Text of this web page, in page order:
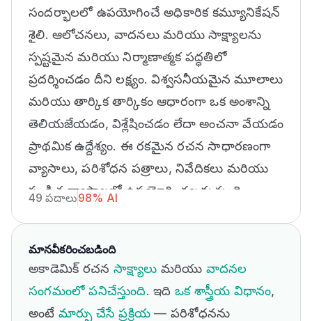
సందర్భాలలో ఉపయోగించే అధికారిక కమ్యూనికేషన్
శైలి. ఆలోచనలు, వాదనలు మరియు సాక్ష్యాలను
స్పష్టమైన మరియు నిర్మాణాత్మక పద్ధతిలో
ప్రదర్శించడం దీని లక్ష్యం. విశ్వసనీయమైన మూలాలు
మరియు తార్కిక తార్కికం ఆధారంగా ఒక అంశాన్ని
తెలియజేయడం, విశ్లేషించడం లేదా అంచనా వేయడం
ప్రాథమిక ఉద్దేశ్యం. ఈ రకమైన రచన సాధారణంగా
వ్యాసాలు, పరిశోధన పత్రాలు, నివేదికలు మరియు
పండిత వ్యాసాలలో ఉపయోగించబడుతుంది.
49 పదాలు98% AI
మానవీకరించబడింది
అకాడెమిక్ రచన సాక్ష్యాలు మరియు వాదనల
సంగమంలో పనిచేస్తుంది. ఇది ఒక శాస్త్రీయ విధానం,
అంటే మార్పు చేసే ప్రక్రియ — పరిశోధనను